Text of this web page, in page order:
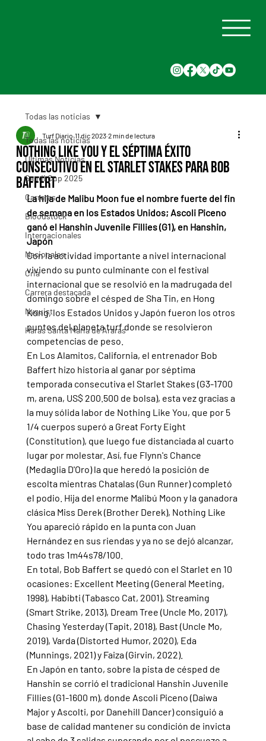
Todas las noticias
Últimas Noticias
Saudi Cup 2025
Carreras
Bloodstock
Internacionales
Nacionales
Cria
Carrera destacada
Nyquist
Haras Santa Maria de Araras
Todas las noticias
Nothing Like You y el séptima éxito
consecutivo en el Starlet Stakes para Bob
Baffert
Turf Diario 11 dic 2023 2 min de lectura
La hija de Malibu Moon fue el nombre fuerte del fin
de semana en los Estados Unidos; Ascoli Piceno
ganó el Hanshin Juvenile Fillies (G1), en Hanshin,
Japón
Con la actividad importante a nivel internacional
viviendo su punto culminante con el festival
internacional que se resolvió en la madrugada del
domingo sobre el césped de Sha Tin, en Hong
Kong, los Estados Unidos y Japón fueron los otros
puntos del planeta turf donde se resolvieron
competencias de peso.
En Los Alamitos, California, el entrenador Bob
Baffert hizo historia al ganar por séptima
temporada consecutiva el Starlet Stakes (G3-1700
m, arena, US$ 200.500 de bolsa), esta vez gracias a
la muy sólida labor de Nothing Like You, que por 5
1/4 cuerpos superó a Great Forty Eight
(Constitution), que luego fue distanciada al cuarto
lugar por molestar. Así, fue Flynn's Chance
(Medaglia D'Oro) la que heredó la posición de
escolta mientras Chatalas (Gun Runner) completó
el podio. Hija del enorme Malibú Moon y la ganadora
clásica Miss Derek (Brother Derek), Nothing Like
You apareció rápido en la punta con Juan
Hernández en sus riendas y ya no se dejó alcanzar,
todo tras 1m44s78/100.
En total, Bob Baffert se quedó con el Starlet en 10
ocasiones: Excellent Meeting (General Meeting,
1998), Habibti (Tabasco Cat, 2001), Streaming
(Smart Strike, 2013), Dream Tree (Uncle Mo, 2017),
Chasing Yesterday (Tapit, 2018), Bast (Uncle Mo,
2019), Varda (Distorted Humor, 2020), Eda
(Munnings, 2021) y Faiza (Girvin, 2022).
En Japón en tanto, sobre la pista de césped de
Hanshin se corrió el tradicional Hanshin Juvenile
Fillies (G1-1600 m), donde Ascoli Piceno (Daiwa
Major y Ascolti, por Danehill Dancer) consiguió a
base de calidad mantener su condición de invicta